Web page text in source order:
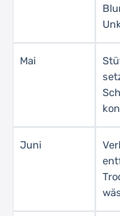
Mai
Juni